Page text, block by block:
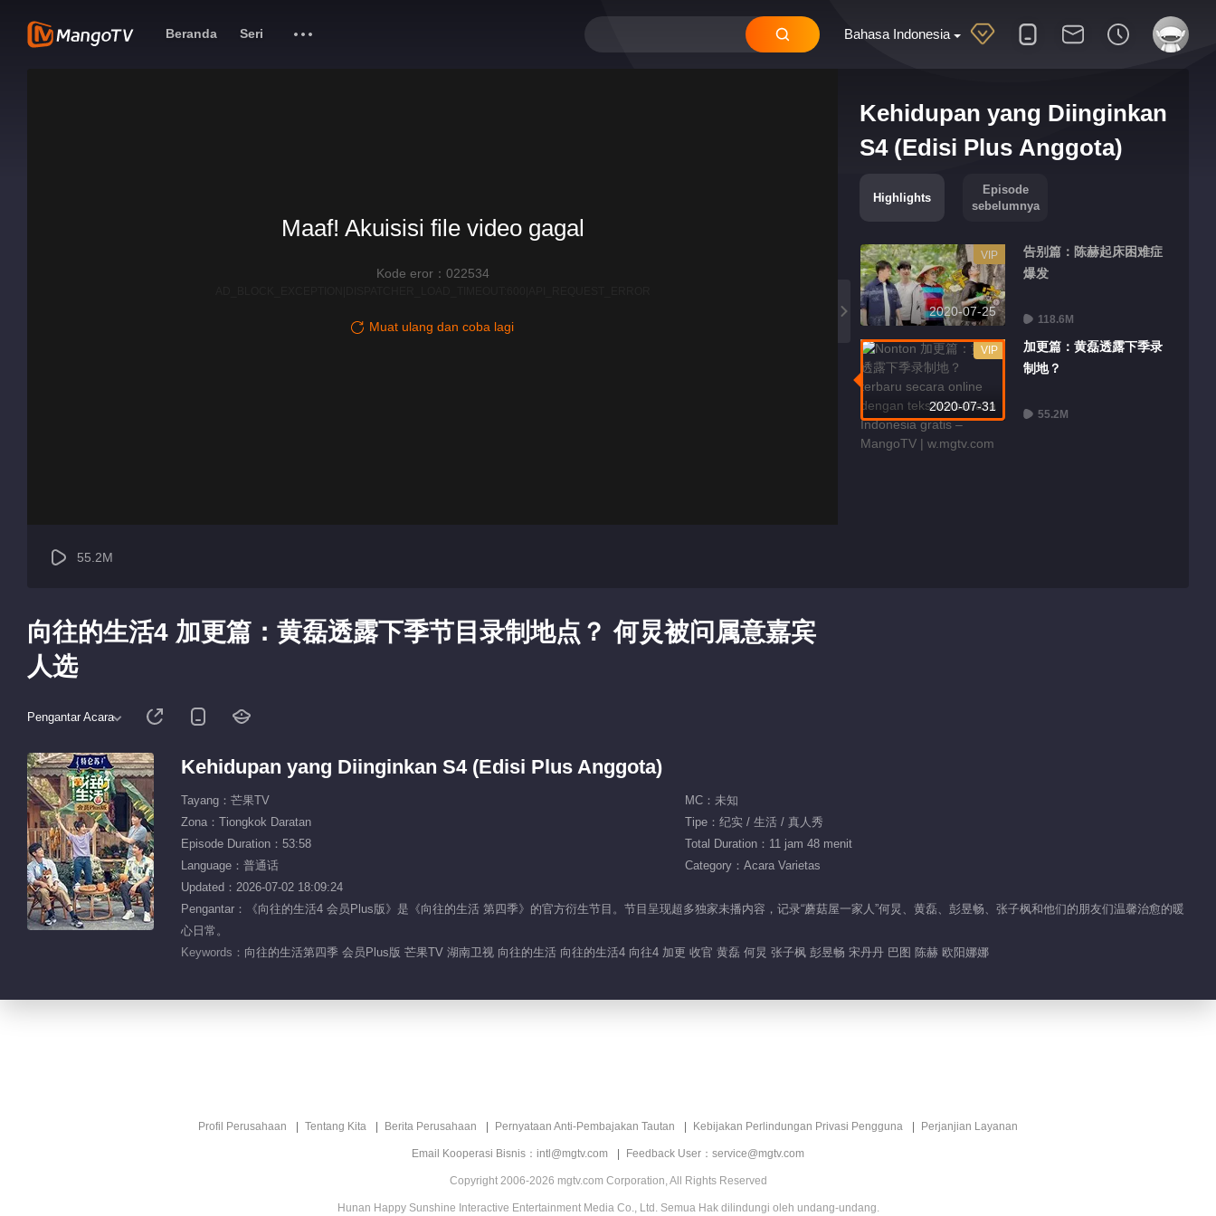
Bahasa Indonesia
Beranda Seri
Kehidupan yang Diinginkan
S4 (Edisi Plus Anggota)
Highlights
Episode
sebelumnya
2020-07-25
VIP
告别篇：陈赫起床困难症
爆发
118.6M
2020-07-31
VIP
加更篇：黄磊透露下季录
制地？
55.2M
Maaf! Akuisisi file video gagal
Kode eror：022534
Muat ulang dan coba lagi
55.2M
向往的生活4 加更篇：黄磊透露下季节目录制地点？ 何炅被问属意嘉宾
人选
Pengantar Acara
Kehidupan yang Diinginkan S4 (Edisi Plus Anggota)
Tayang：芒果TV
MC：未知
Zona：Tiongkok Daratan
Tipe：纪实 / 生活 / 真人秀
Episode Duration：53:58
Total Duration：11 jam 48 menit
Language：普通话
Category：Acara Varietas
Updated：2026-07-02 18:09:24
Pengantar：《向往的生活4 会员Plus版》是《向往的生活 第四季》的官方衍生节目。节目呈现超多独家未播内容，记录“蘑菇屋一家人”何炅、黄磊、彭昱畅、张子枫和他们的朋友们温馨治愈的暖
心日常。
Keywords： 向往的生活第四季 会员Plus版 芒果TV 湖南卫视 向往的生活 向往的生活4 向往4 加更 收官 黄磊 何炅 张子枫 彭昱畅 宋丹丹 巴图 陈赫 欧阳娜娜
Profil Perusahaan Tentang Kita Berita Perusahaan Pernyataan Anti-Pembajakan Tautan Kebijakan Perlindungan Privasi Pengguna Perjanjian Layanan
Email Kooperasi Bisnis：intl@mgtv.com Feedback User：service@mgtv.com
Copyright 2006-2026 mgtv.com Corporation, All Rights Reserved
Hunan Happy Sunshine Interactive Entertainment Media Co., Ltd. Semua Hak dilindungi oleh undang-undang.